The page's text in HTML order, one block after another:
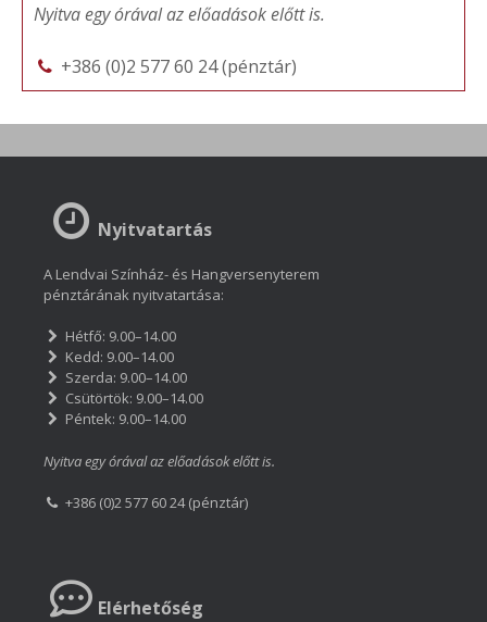
Nyitva egy órával az előadások előtt is.
+386 (0)2 577 60 24 (pénztár)
Nyitvatartás
A Lendvai Színház- és Hangversenyterem
pénztárának nyitvatartása:
Hétfő: 9.00–14.00
Kedd: 9.00–14.00
Szerda: 9.00–14.00
Csütörtök: 9.00–14.00
Péntek: 9.00–14.00
Nyitva egy órával az előadások előtt is.
+386 (0)2 577 60 24 (pénztár)
Elérhetőség